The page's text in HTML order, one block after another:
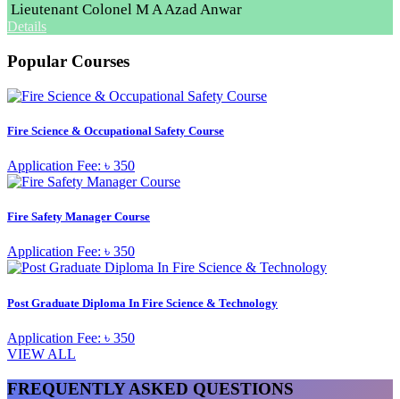
Lieutenant Colonel M A Azad Anwar
Details
Popular Courses
Fire Science & Occupational Safety Course
Application Fee: ৳ 350
Fire Safety Manager Course
Application Fee: ৳ 350
Post Graduate Diploma In Fire Science & Technology
Application Fee: ৳ 350
VIEW ALL
FREQUENTLY ASKED QUESTIONS